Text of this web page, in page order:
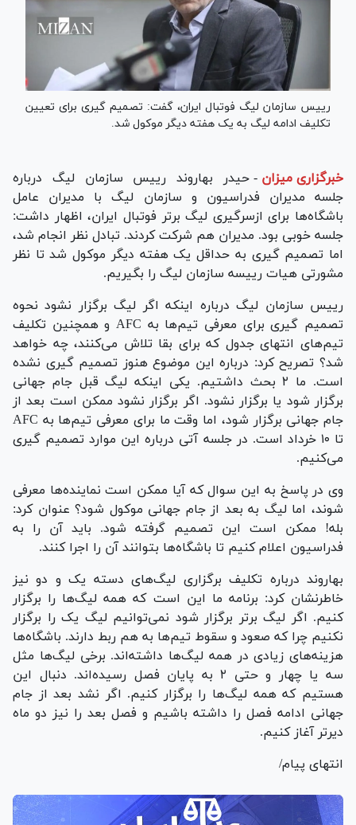
رییس سازمان لیگ فوتبال ایران، گفت: تصمیم گیری برای تعیین
تکلیف ادامه لیگ به یک هفته دیگر موکول شد.
خبرگزاری میزان - حیدر بهاروند رییس سازمان لیگ درباره
جلسه مدیران فدراسیون و سازمان لیگ با مدیران عامل
باشگاه‌ها برای ازسرگیری لیگ برتر فوتبال ایران، اظهار داشت:
جلسه خوبی بود. مدیران هم شرکت کردند. تبادل نظر انجام شد،
اما تصمیم گیری به حداقل یک هفته دیگر موکول شد تا نظر
مشورتی هیات رییسه سازمان لیگ را بگیریم.
رییس سازمان لیگ درباره اینکه اگر لیگ برگزار نشود نحوه
تصمیم گیری برای معرفی تیم‌ها به AFC و همچنین تکلیف
تیم‌های انتهای جدول که برای بقا تلاش می‌کنند، چه خواهد
شد؟ تصریح کرد: درباره این موضوع هنوز تصمیم گیری نشده
است. ما ۲ بحث داشتیم. یکی اینکه لیگ قبل جام جهانی
برگزار شود یا برگزار نشود. اگر برگزار نشود ممکن است بعد از
جام جهانی برگزار شود، اما وقت ما برای معرفی تیم‌ها به AFC
تا ۱۰ خرداد است. در جلسه آتی درباره این موارد تصمیم گیری
می‌کنیم.
وی در پاسخ به این سوال که آیا ممکن است نماینده‌ها معرفی
شوند، اما لیگ به بعد از جام جهانی موکول شود؟ عنوان کرد:
بله! ممکن است این تصمیم گرفته شود. باید آن را به
فدراسیون اعلام کنیم تا باشگاه‌ها بتوانند آن را اجرا کنند.
بهاروند درباره تکلیف برگزاری لیگ‌های دسته یک و دو نیز
خاطرنشان کرد: برنامه ما این است که همه لیگ‌ها را برگزار
کنیم. اگر لیگ برتر برگزار شود نمی‌توانیم لیگ یک را برگزار
نکنیم چرا که صعود و سقوط تیم‌ها به هم ربط دارند. باشگاه‌ها
هزینه‌های زیادی در همه لیگ‌ها داشته‌اند. برخی لیگ‌ها مثل
سه یا چهار و حتی ۲ به پایان فصل رسیده‌اند. دنبال این
هستیم که همه لیگ‌ها را برگزار کنیم. اگر نشد بعد از جام
جهانی ادامه فصل را داشته باشیم و فصل بعد را نیز دو ماه
دیرتر آغاز کنیم.
انتهای پیام/